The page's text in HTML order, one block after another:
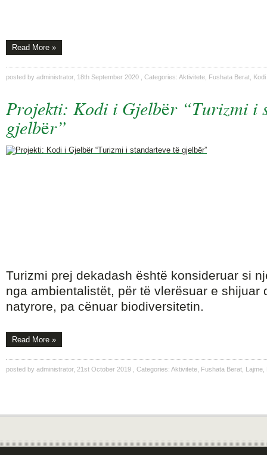
Read More »
posted by administrator, 18th September 2020 , Categories: Aktivitete Fushata Berat
Projekti: Kodi i Gjelbër “Turizmi i
gjelbër”
Turizmi prej dekadash është konsideruar si
nga ambientalistët, për të vlerësuar e shijuar
natyrore, pa cënuar biodiversitetin.
Read More »
posted by administrator, 21st October 2019 , Categories: Aktivitete Fushata Berat Lajme